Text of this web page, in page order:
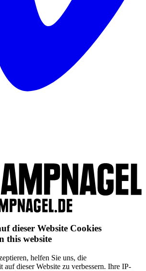
dieser Website Cookies
this website
helfen Sie uns, die
auf dieser Website zu verbessern. Ihre IP-